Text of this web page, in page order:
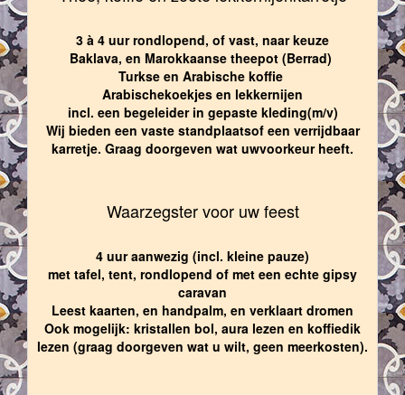
3 à 4 uur rondlopend, of vast, naar keuze
Baklava, en Marokkaanse theepot (Berrad)
Turkse en Arabische koffie
Arabischekoekjes en lekkernijen
incl. een begeleider in gepaste kleding(m/v)
Wij bieden een vaste standplaatsof een verrijdbaar
karretje. Graag doorgeven wat uwvoorkeur heeft.
Waarzegster voor uw feest
4 uur aanwezig (incl. kleine pauze)
met tafel, tent, rondlopend of met een echte gipsy
caravan
Leest kaarten, en handpalm, en verklaart dromen
Ook mogelijk: kristallen bol, aura lezen en koffiedik
lezen (graag doorgeven wat u wilt, geen meerkosten).